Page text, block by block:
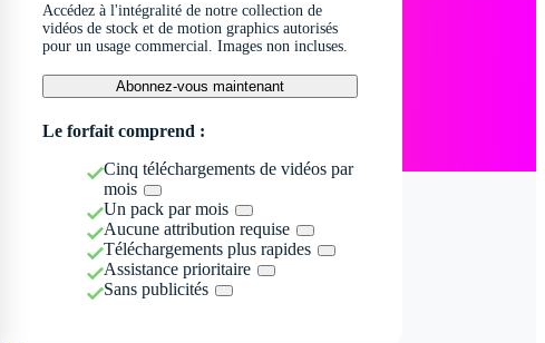
Accédez à l'intégralité de notre collection de
vidéos de stock et de motion graphics autorisés
pour un usage commercial. Images non incluses.
Abonnez-vous maintenant
Le forfait comprend :
Cinq téléchargements de vidéos par
mois
Un pack par mois
Aucune attribution requise
Téléchargements plus rapides
Assistance prioritaire
Sans publicités